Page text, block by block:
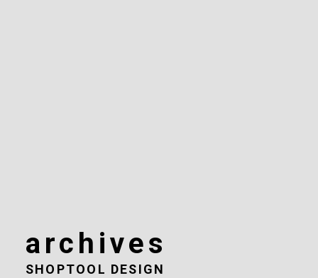
archives
SHOPTOOL DESIGN